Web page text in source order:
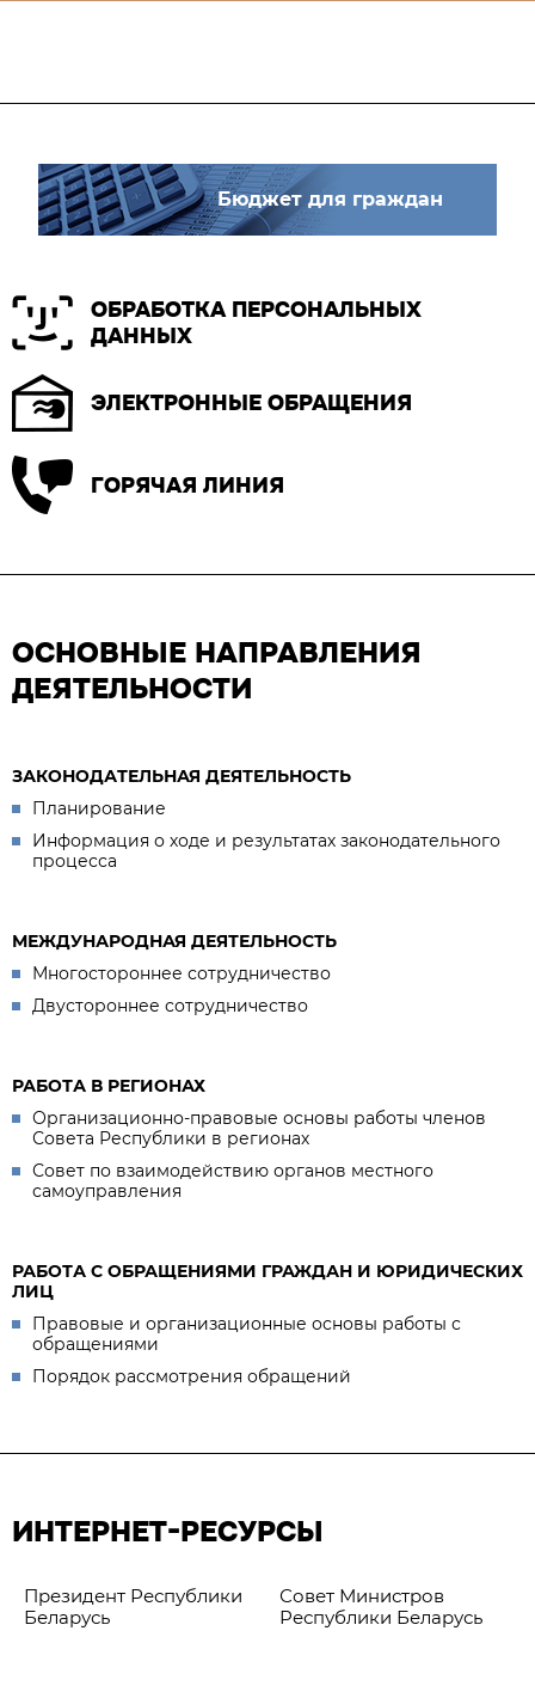
Бюджет для граждан
ОБРАБОТКА ПЕРСОНАЛЬНЫХ
ДАННЫХ
ЭЛЕКТРОННЫЕ ОБРАЩЕНИЯ
ГОРЯЧАЯ ЛИНИЯ
ОСНОВНЫЕ НАПРАВЛЕНИЯ
ДЕЯТЕЛЬНОСТИ
ЗАКОНОДАТЕЛЬНАЯ ДЕЯТЕЛЬНОСТЬ
Планирование
Информация о ходе и результатах законодательного
процесса
МЕЖДУНАРОДНАЯ ДЕЯТЕЛЬНОСТЬ
Многостороннее сотрудничество
Двустороннее сотрудничество
РАБОТА В РЕГИОНАХ
Организационно-правовые основы работы членов
Совета Республики в регионах
Совет по взаимодействию органов местного
самоуправления
РАБОТА С ОБРАЩЕНИЯМИ ГРАЖДАН И ЮРИДИЧЕСКИХ
ЛИЦ
Правовые и организационные основы работы с
обращениями
Порядок рассмотрения обращений
ИНТЕРНЕТ-РЕСУРСЫ
Президент Республики
Беларусь
Совет Министров
Республики Беларусь